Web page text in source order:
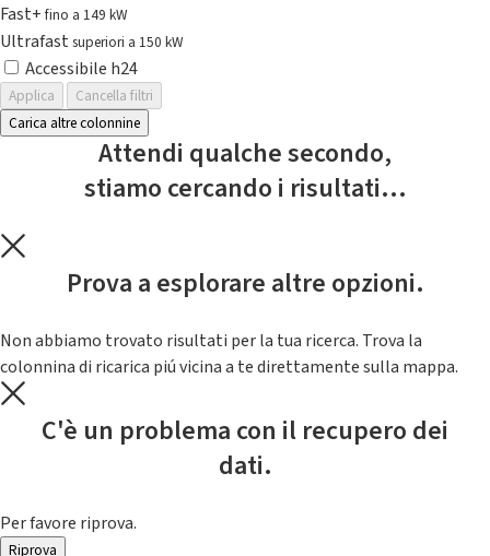
Fast+fino a 149 kW
Ultrafast superiori a 150 kW
Accessibile h24
Applica
Cancella filtri
Carica altre colonnine
Attendi qualche secondo,
stiamo cercando i risultati...
Prova a esplorare altre opzioni.
Non abbiamo trovato risultati per la tua ricerca. Trova la
colonnina di ricarica piú vicina a te direttamente sulla mappa.
C'è un problema con il recupero dei
dati.
Per favore riprova.
Riprova